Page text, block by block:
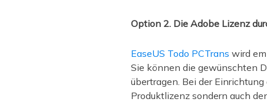
Option 2. Die Adobe Lizenz
EaseUS Todo PCTrans wird
Sie können die gewünschten
übertragen. Bei der
Produktlizenz sondern auch